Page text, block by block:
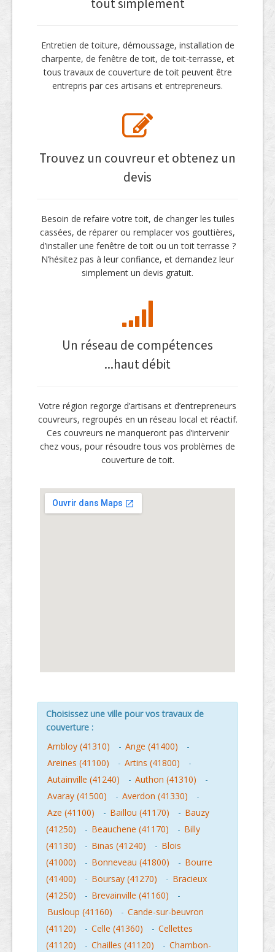
tout simplement
Entretien de toiture, démoussage, installation de
charpente, de fenêtre de toit, de toit-terrasse, et
tous travaux de couverture de toit peuvent être
entrepris par ces artisans et entrepreneurs.
Trouvez un couvreur et obtenez un
devis
Besoin de refaire votre toit, de changer les tuiles
cassées, de réparer ou remplacer vos gouttières,
d’installer une fenêtre de toit ou un toit terrasse ?
N’hésitez pas à leur confiance, et demandez leur
simplement un devis gratuit.
Un réseau de compétences
...haut débit
Votre région regorge d’artisans et d’entrepreneurs
couvreurs, regroupés en un réseau local et réactif.
Ces couvreurs ne manqueront pas d’intervenir
chez vous, pour résoudre tous vos problèmes de
couverture de toit.
Choisissez une ville pour vos travaux de
couverture :
Ambloy (41310)
- Ange (41400)
-
Areines (41100)
- Artins (41800)
-
Autainville (41240)
- Authon (41310)
-
Avaray (41500)
- Averdon (41330)
-
Aze (41100)
- Baillou (41170) - Bauzy
(41250)
- Beauchene (41170) - Billy
(41130)
- Binas (41240) - Blois
(41000)
- Bonneveau (41800) - Bourre
(41400)
- Boursay (41270) - Bracieux
(41250)
- Brevainville (41160)
-
Busloup (41160)
- Cande-sur-beuvron
(41120)
- Celle (41360) - Cellettes
(41120)
- Chailles (41120) - Chambon-